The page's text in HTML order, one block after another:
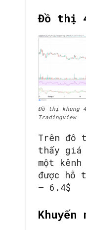
Đồ thị
Đồ thị khung
Tradingview
Trên đô
thấy giá
một
được hỗ
– 6.4$